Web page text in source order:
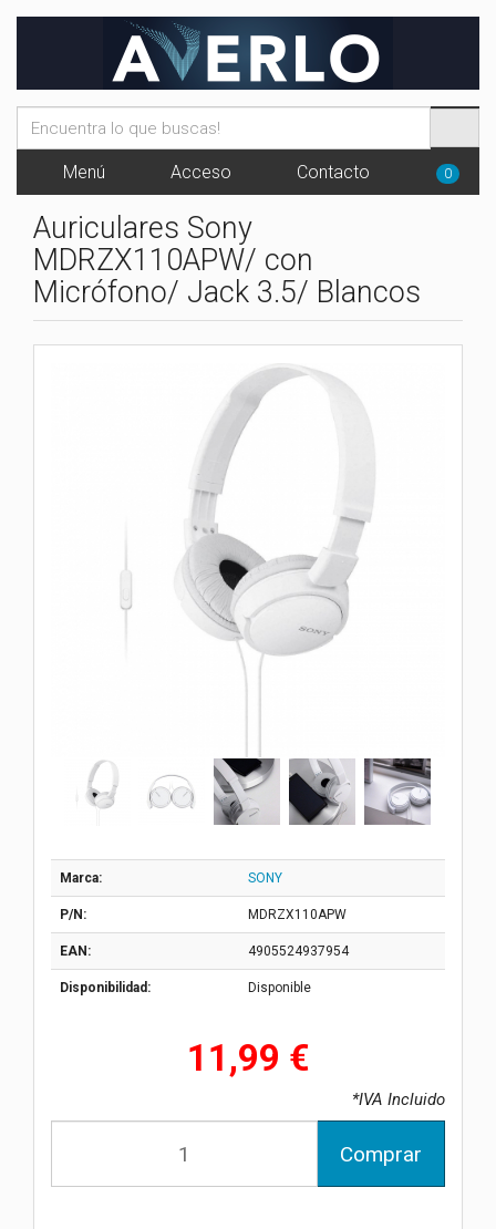
Menú Acceso Contacto 0
Auriculares Sony
MDRZX110APW/ con
Micrófono/ Jack 3.5/ Blancos
Marca: SONY
P/N: MDRZX110APW
EAN: 4905524937954
Disponibilidad: Disponible
11,99 €
*IVA Incluido
Comprar